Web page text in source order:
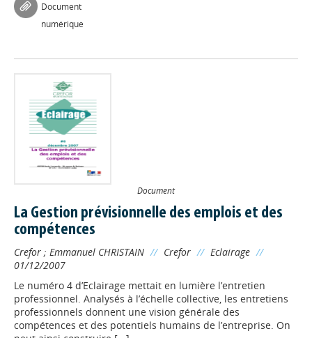
Document
numérique
Document
La Gestion prévisionnelle des emplois et des
compétences
Crefor ; Emmanuel CHRISTAIN // Crefor // Eclairage //
01/12/2007
Le numéro 4 d’Eclairage mettait en lumière l’entretien
professionnel. Analysés à l’échelle collective, les entretiens
professionnels donnent une vision générale des
compétences et des potentiels humains de l’entreprise. On